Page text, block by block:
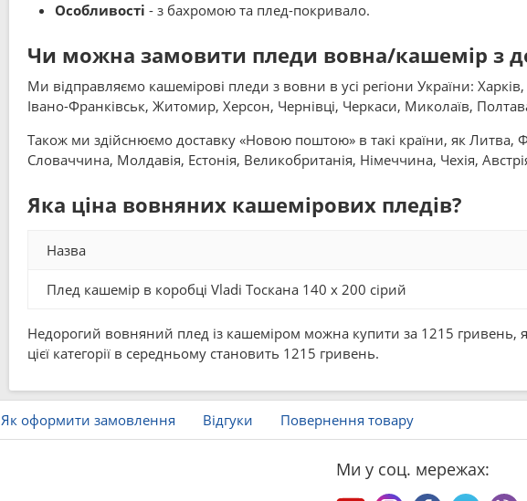
Особливості - з бахромою та плед-покривало.
Чи можна замовити пледи вовна/кашемір з
Ми відправляємо кашемірові пледи з вовни в усі регіони України:
Івано-Франківськ, Житомир, Херсон, Чернівці, Черкаси, Миколаїв,
Також ми здійснюємо доставку «Новою поштою» в такі країни, як Литва,
Словаччина, Молдавія, Естонія, Великобританія, Німеччина, Чехія,
Яка ціна вовняних кашемірових пледів?
Назва
Плед кашемір в коробці Vladi Тоскана 140 x 200 сірий
Недорогий вовняний плед із кашеміром можна купити за 1215 гривень,
цієї категорії в середньому становить 1215 гривень.
Як оформити замовлення Відгуки Повернення товару
Ми у соц. мережах: